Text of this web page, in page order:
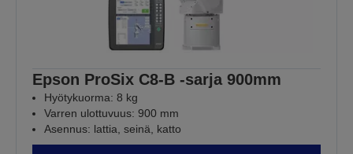
Epson ProSix C8-B -sarja 900mm
Hyötykuorma: 8 kg
Varren ulottuvuus: 900 mm
Asennus: lattia, seinä, katto